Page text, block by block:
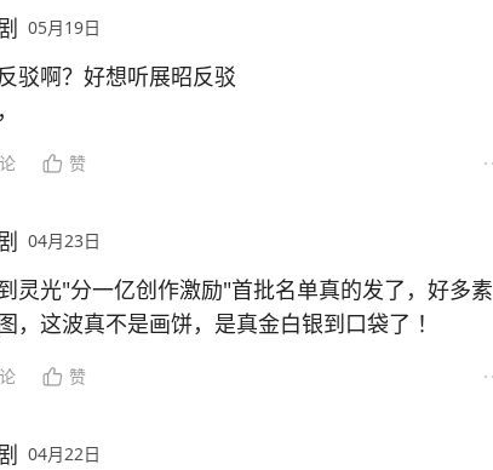
身边人都在推着她学戏。
路。
定下了！易青娥反抗不了。
的好像！都是被人安排，被人推着走。
，
持他的人，
，
真是挺大的，
05月19日
驳啊？好想听展昭反驳
么都清楚，但是，他选了这条路。
赞
04月23日
灵光"分一亿创作激励"首批名单真的发了，好多素
，这波真不是画饼，是真金白银到口袋了 ！
应用是程序员的事，自己连代码长啥样都不知道，
赞
04月22日